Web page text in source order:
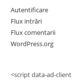
Autentificare
Flux intrări
Flux comentarii
WordPress.org
<script data-ad-